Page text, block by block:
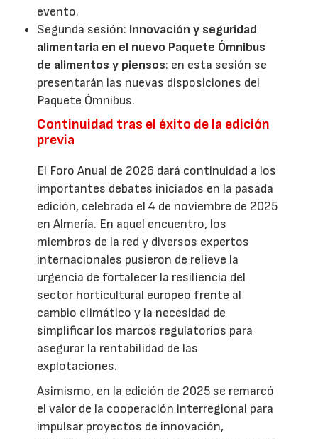
evento.
Segunda sesión: Innovación y seguridad
alimentaria en el nuevo Paquete Ómnibus
de alimentos y piensos: en esta sesión se
presentarán las nuevas disposiciones del
Paquete Ómnibus.
Continuidad tras el éxito de la edición
previa
El Foro Anual de 2026 dará continuidad a los
importantes debates iniciados en la pasada
edición, celebrada el 4 de noviembre de 2025
en Almería. En aquel encuentro, los
miembros de la red y diversos expertos
internacionales pusieron de relieve la
urgencia de fortalecer la resiliencia del
sector horticultural europeo frente al
cambio climático y la necesidad de
simplificar los marcos regulatorios para
asegurar la rentabilidad de las
explotaciones.
Asimismo, en la edición de 2025 se remarcó
el valor de la cooperación interregional para
impulsar proyectos de innovación,